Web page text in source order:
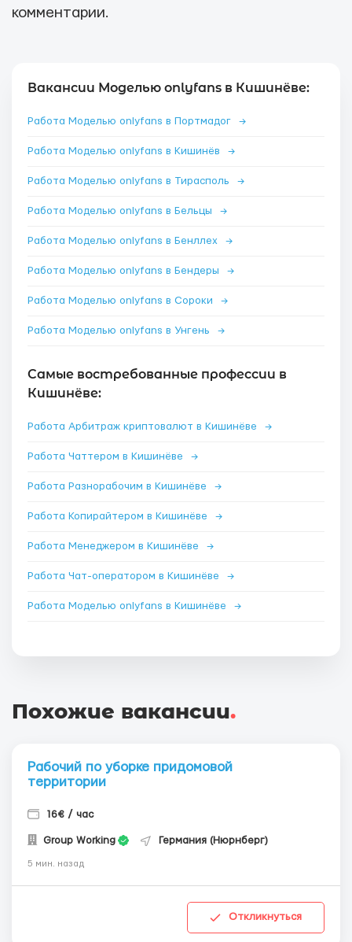
комментарии.
Вакансии Моделью onlyfans в Кишинёве:
Работа Моделью onlyfans в Портмадог →
Работа Моделью onlyfans в Кишинёв →
Работа Моделью onlyfans в Тирасполь →
Работа Моделью onlyfans в Бельцы →
Работа Моделью onlyfans в Бенллех →
Работа Моделью onlyfans в Бендеры →
Работа Моделью onlyfans в Сороки →
Работа Моделью onlyfans в Унгень →
Самые востребованные профессии в
Кишинёве:
Работа Арбитраж криптовалют в Кишинёве →
Работа Чаттером в Кишинёве →
Работа Разнорабочим в Кишинёве →
Работа Копирайтером в Кишинёве →
Работа Менеджером в Кишинёве →
Работа Чат-оператором в Кишинёве →
Работа Моделью onlyfans в Кишинёве →
Похожие вакансии.
Рабочий по уборке придомовой
территории
16€ / час
Group Working Германия (Нюрнберг)
5 мин. назад
Откликнуться